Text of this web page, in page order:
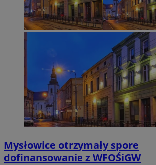
Mysłowice otrzymały spore
dofinansowanie z WFOŚiGW